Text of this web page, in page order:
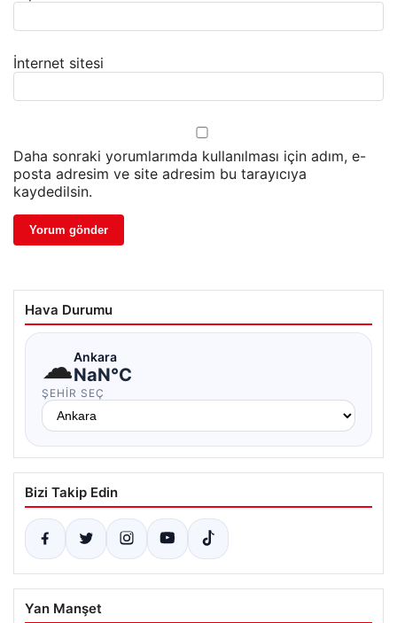
İnternet sitesi
Daha sonraki yorumlarımda kullanılması için adım, e-
posta adresim ve site adresim bu tarayıcıya
kaydedilsin.
Hava Durumu
☁Ankara
NaN°C
ŞEHIR SEÇ
Bizi Takip Edin
Yan Manşet